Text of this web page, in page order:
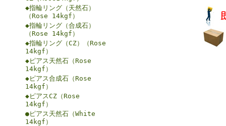
◆指輪リング（天然石）
（Rose 14kgf）
◆指輪リング（合成石）
（Rose 14kgf）
◆指輪リング（CZ）（Rose
14kgf）
◆ピアス天然石（Rose
14kgf）
◆ピアス合成石（Rose
14kgf）
◆ピアスCZ（Rose
14kgf）
●ピアス天然石（White
14kgf）